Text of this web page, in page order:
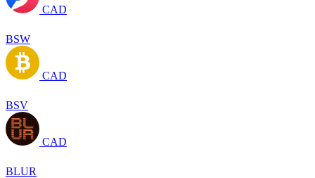
CAD
BSW
CAD
BSV
CAD
BLUR